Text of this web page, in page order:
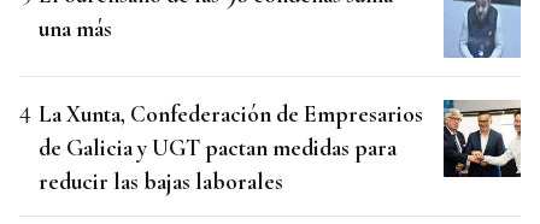
una más
La Xunta, Confederación de Empresarios
de Galicia y UGT pactan medidas para
reducir las bajas laborales